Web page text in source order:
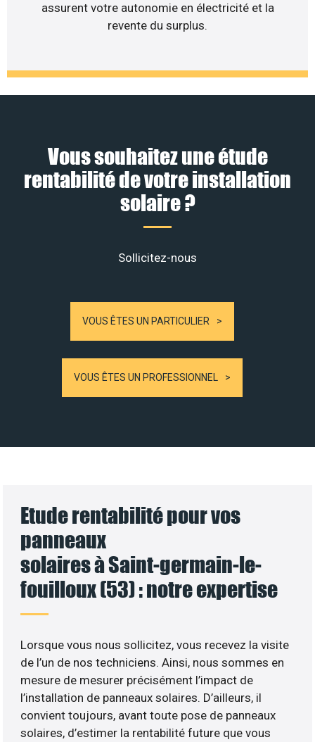
assurent votre autonomie en électricité et la
revente du surplus.
Vous souhaitez une étude
rentabilité de votre installation
solaire ?
Sollicitez-nous
VOUS ÊTES UN PARTICULIER
VOUS ÊTES UN PROFESSIONNEL
Etude rentabilité pour vos
panneaux
solaires à Saint-germain-le-
fouilloux (53) : notre expertise
Lorsque vous nous sollicitez, vous recevez la visite
de l’un de nos techniciens. Ainsi, nous sommes en
mesure de mesurer précisément l’impact de
l’installation de panneaux solaires. D’ailleurs, il
convient toujours, avant toute pose de panneaux
solaires, d’estimer la rentabilité future que vous